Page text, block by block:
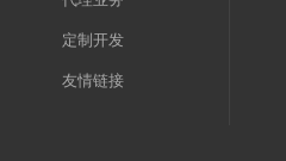
定制开发
友情链接